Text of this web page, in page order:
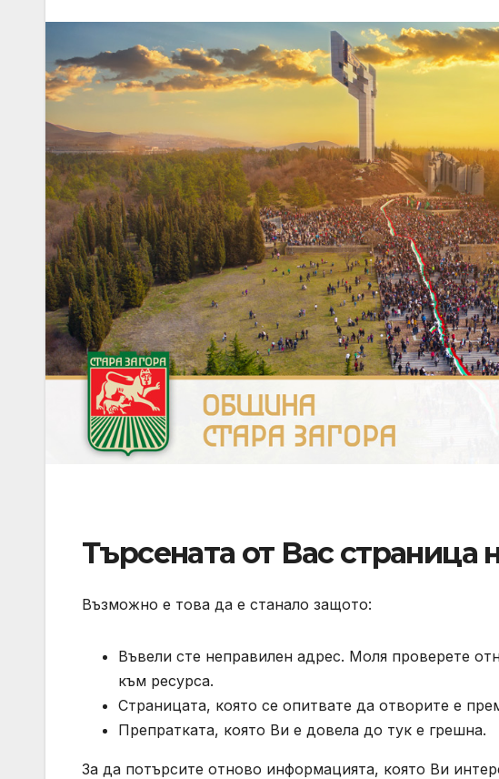
Търсената от Вас страница
Възможно е това да е станало защото:
Въвели сте неправилен адрес. Моля проверете
към ресурса.
Страницата, която се опитвате да отворите е
Препратката, която Ви е довела до тук е грешна.
За да потърсите отново информацията, която Ви